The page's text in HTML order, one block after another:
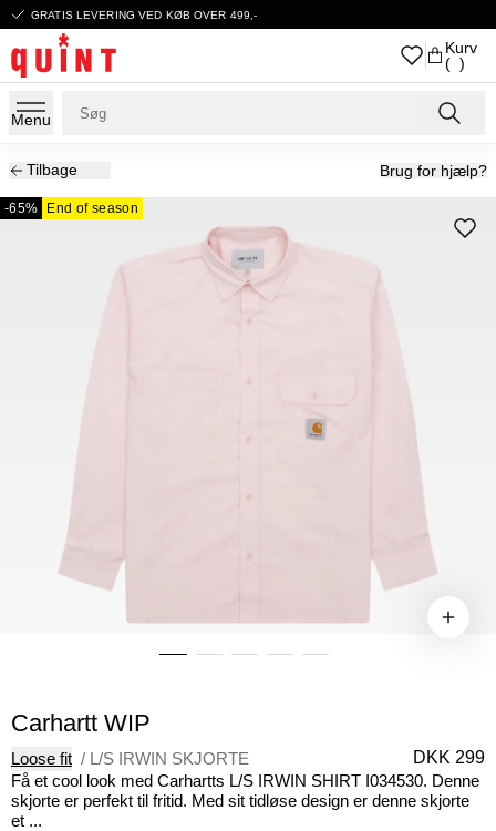
GRATIS LEVERING VED KØB OVER 499,-
Kurv
( )
Menu
Tilbage Brug for hjælp?
-65% End of season
Carhartt WIP
Loose fit / L/S IRWIN SKJORTE
DKK 299
Få et cool look med Carhartts L/S IRWIN SHIRT I034530. Denne
skjorte er perfekt til fritid. Med sit tidløse design er denne skjorte
et ...